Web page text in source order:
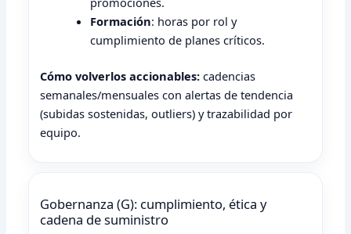
Formación: horas por rol y
cumplimiento de planes críticos.
Cómo volverlos accionables: cadencias
semanales/mensuales con alertas de tendencia
(subidas sostenidas, outliers) y trazabilidad por
equipo.
Gobernanza (G): cumplimiento, ética y
cadena de suministro